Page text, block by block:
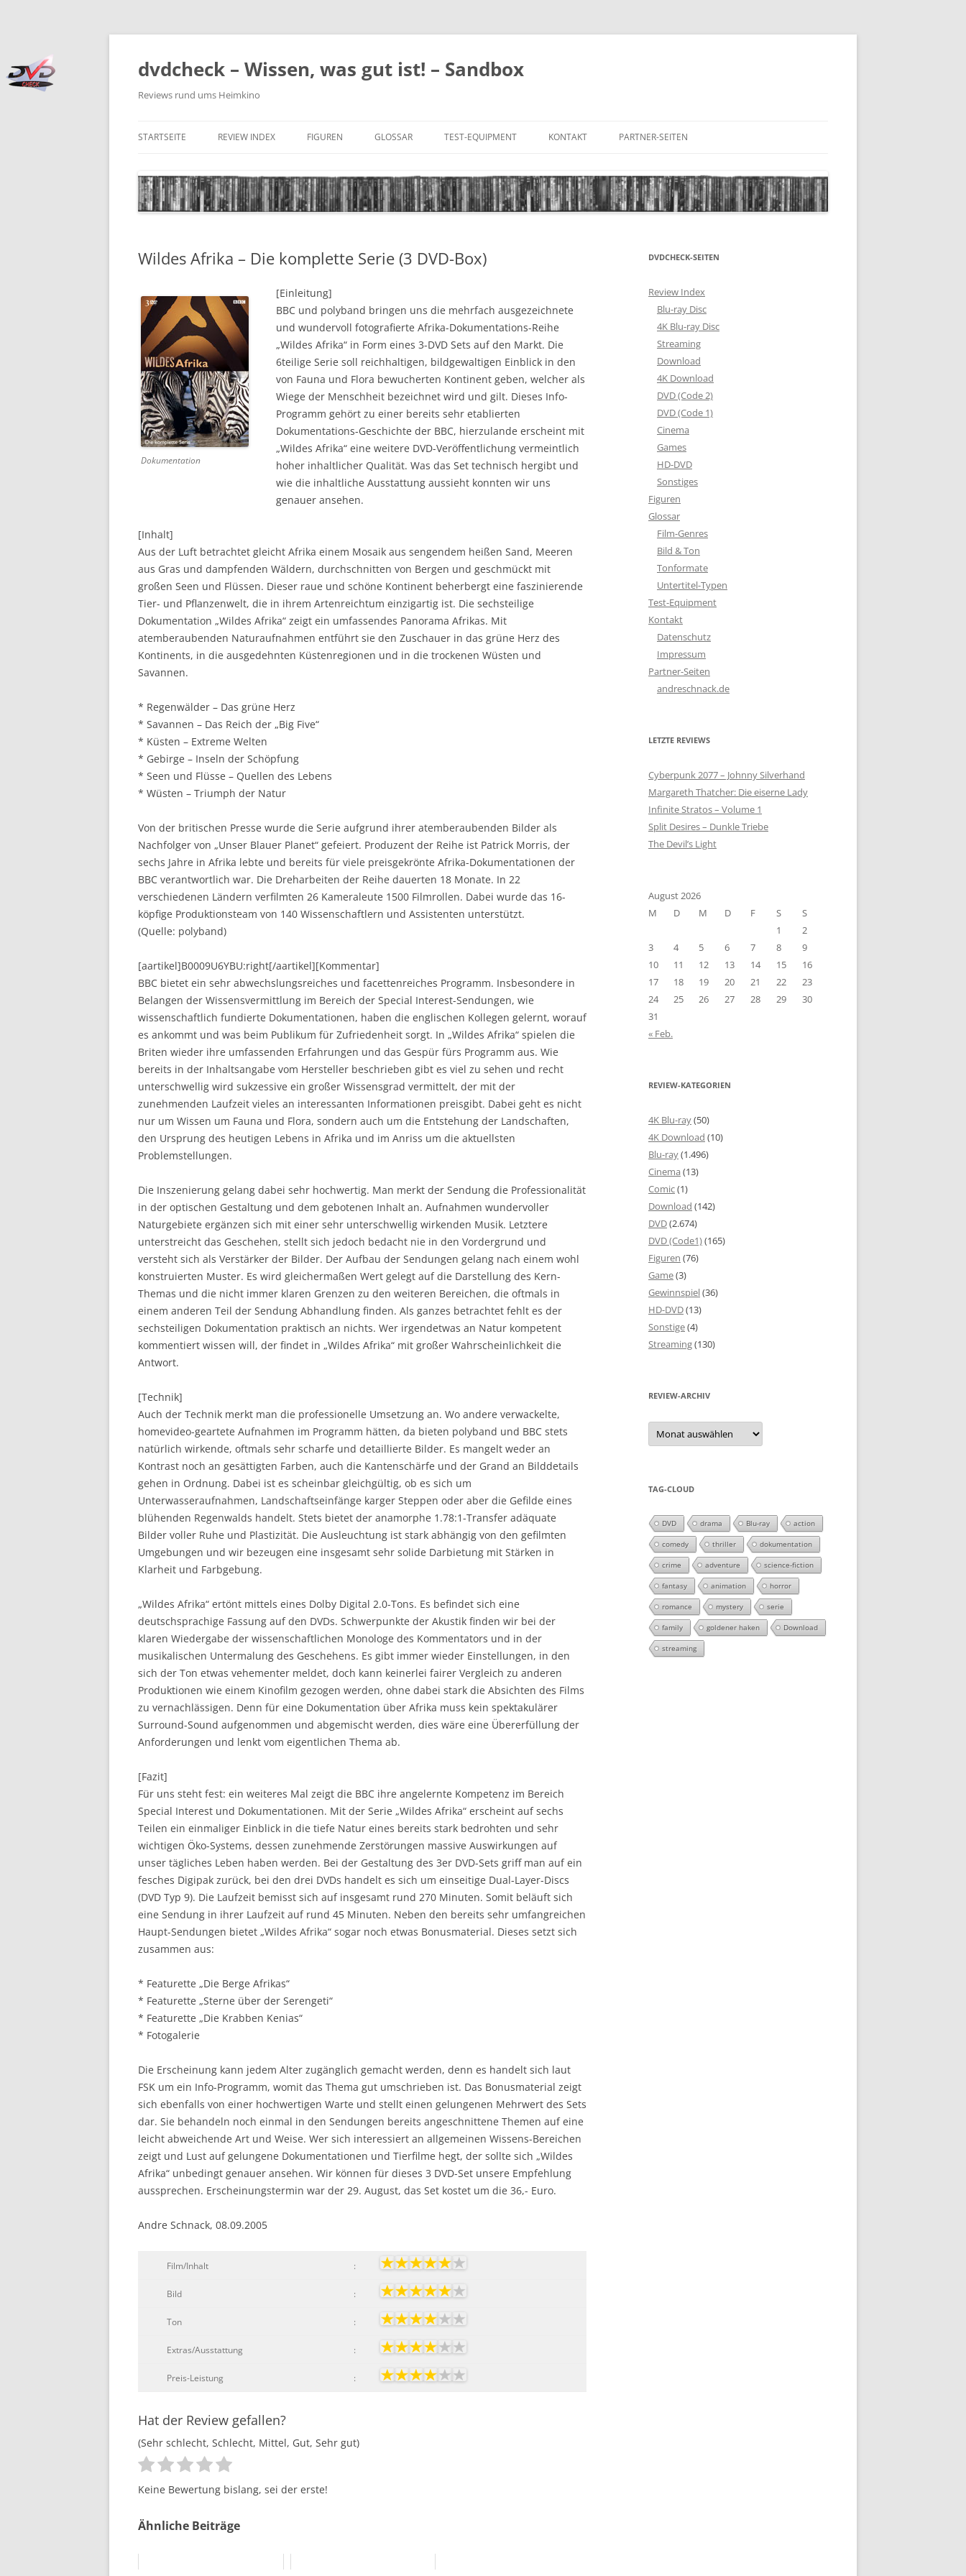
Zum
springen
dvdcheck – Wissen, was gut ist! – Sandbox
Reviews rund ums Heimkino
STARTSEITE REVIEW INDEX
4K BLU-RAY DISC
DOWNLOAD
DVD (CODE 2)
DVD (CODE 1)
CINEMA
GAMES
HD-DVD
FIGUREN GLOSSAR
BILD & TON
UNTERTITEL-TYPEN
TEST-EQUIPMENT KONTAKT
IMPRESSUM
PARTNER-SEITEN
Wildes Afrika – Die komplette Serie (3 DVD-Box)
Dokumentation
[Einleitung]
BBC und polyband bringen uns die mehrfach ausgezeichnete
und wundervoll fotografierte Afrika-Dokumentations-Reihe
„Wildes Afrika“ in Form eines 3-DVD Sets auf den Markt. Die
6teilige Serie soll reichhaltigen, bildgewaltigen Einblick in den
von Fauna und Flora bewucherten Kontinent geben, welcher als
Wiege der Menschheit bezeichnet wird und gilt. Dieses Info-
Programm gehört zu einer bereits sehr etablierten
Dokumentations-Geschichte der BBC, hierzulande erscheint mit
„Wildes Afrika“ eine weitere DVD-Veröffentlichung vermeintlich
hoher inhaltlicher Qualität. Was das Set technisch hergibt und
wie die inhaltliche Ausstattung aussieht konnten wir uns
genauer ansehen.
[Inhalt]
Aus der Luft betrachtet gleicht Afrika einem Mosaik aus sengendem heißen Sand, Meeren
aus Gras und dampfenden Wäldern, durchschnitten von Bergen und geschmückt mit
großen Seen und Flüssen. Dieser raue und schöne Kontinent beherbergt eine faszinierende
Tier- und Pflanzenwelt, die in ihrem Artenreichtum einzigartig ist. Die sechsteilige
Dokumentation „Wildes Afrika“ zeigt ein umfassendes Panorama Afrikas. Mit
atemberaubenden Naturaufnahmen entführt sie den Zuschauer in das grüne Herz des
Kontinents, in die ausgedehnten Küstenregionen und in die trockenen Wüsten und
Savannen.
* Regenwälder – Das grüne Herz
* Savannen – Das Reich der „Big Five“
* Küsten – Extreme Welten
* Gebirge – Inseln der Schöpfung
* Seen und Flüsse – Quellen des Lebens
* Wüsten – Triumph der Natur
Von der britischen Presse wurde die Serie aufgrund ihrer atemberaubenden Bilder als
Nachfolger von „Unser Blauer Planet“ gefeiert. Produzent der Reihe ist Patrick Morris, der
sechs Jahre in Afrika lebte und bereits für viele preisgekrönte Afrika-Dokumentationen der
BBC verantwortlich war. Die Dreharbeiten der Reihe dauerten 18 Monate. In 22
verschiedenen Ländern verfilmten 26 Kameraleute 1500 Filmrollen. Dabei wurde das 16-
köpfige Produktionsteam von 140 Wissenschaftlern und Assistenten unterstützt.
(Quelle: polyband)
[aartikel]B0009U6YBU:right[/aartikel][Kommentar]
BBC bietet ein sehr abwechslungsreiches und facettenreiches Programm. Insbesondere in
Belangen der Wissensvermittlung im Bereich der Special Interest-Sendungen, wie
wissenschaftlich fundierte Dokumentationen, haben die englischen Kollegen gelernt, worauf
es ankommt und was beim Publikum für Zufriedenheit sorgt. In „Wildes Afrika“ spielen die
Briten wieder ihre umfassenden Erfahrungen und das Gespür fürs Programm aus. Wie
bereits in der Inhaltsangabe vom Hersteller beschrieben gibt es viel zu sehen und recht
unterschwellig wird sukzessive ein großer Wissensgrad vermittelt, der mit der
zunehmenden Laufzeit vieles an interessanten Informationen preisgibt. Dabei geht es nicht
nur um Wissen um Fauna und Flora, sondern auch um die Entstehung der Landschaften,
den Ursprung des heutigen Lebens in Afrika und im Anriss um die aktuellsten
Problemstellungen.
Die Inszenierung gelang dabei sehr hochwertig. Man merkt der Sendung die Professionalität
in der optischen Gestaltung und dem gebotenen Inhalt an. Aufnahmen wundervoller
Naturgebiete ergänzen sich mit einer sehr unterschwellig wirkenden Musik. Letztere
unterstreicht das Geschehen, stellt sich jedoch bedacht nie in den Vordergrund und
versteht sich als Verstärker der Bilder. Der Aufbau der Sendungen gelang nach einem wohl
konstruierten Muster. Es wird gleichermaßen Wert gelegt auf die Darstellung des Kern-
Themas und die nicht immer klaren Grenzen zu den weiteren Bereichen, die oftmals in
einem anderen Teil der Sendung Abhandlung finden. Als ganzes betrachtet fehlt es der
sechsteiligen Dokumentation praktisch an nichts. Wer irgendetwas an Natur kompetent
kommentiert wissen will, der findet in „Wildes Afrika“ mit großer Wahrscheinlichkeit die
Antwort.
[Technik]
Auch der Technik merkt man die professionelle Umsetzung an. Wo andere verwackelte,
homevideo-geartete Aufnahmen im Programm hätten, da bieten polyband und BBC stets
natürlich wirkende, oftmals sehr scharfe und detaillierte Bilder. Es mangelt weder an
Kontrast noch an gesättigten Farben, auch die Kantenschärfe und der Grand an Bilddetails
gehen in Ordnung. Dabei ist es scheinbar gleichgültig, ob es sich um
Unterwasseraufnahmen, Landschaftseinfänge karger Steppen oder aber die Gefilde eines
blühenden Regenwalds handelt. Stets bietet der anamorphe 1.78:1-Transfer adäquate
Bilder voller Ruhe und Plastizität. Die Ausleuchtung ist stark abhängig von den gefilmten
Umgebungen und wir bezeugen eine insgesamt sehr solide Darbietung mit Stärken in
Klarheit und Farbgebung.
„Wildes Afrika“ ertönt mittels eines Dolby Digital 2.0-Tons. Es befindet sich eine
deutschsprachige Fassung auf den DVDs. Schwerpunkte der Akustik finden wir bei der
klaren Wiedergabe der wissenschaftlichen Monologe des Kommentators und in der
musikalischen Untermalung des Geschehens. Es gibt immer wieder Einstellungen, in den
sich der Ton etwas vehementer meldet, doch kann keinerlei fairer Vergleich zu anderen
Produktionen wie einem Kinofilm gezogen werden, ohne dabei stark die Absichten des Films
zu vernachlässigen. Denn für eine Dokumentation über Afrika muss kein spektakulärer
Surround-Sound aufgenommen und abgemischt werden, dies wäre eine Übererfüllung der
Anforderungen und lenkt vom eigentlichen Thema ab.
[Fazit]
Für uns steht fest: ein weiteres Mal zeigt die BBC ihre angelernte Kompetenz im Bereich
Special Interest und Dokumentationen. Mit der Serie „Wildes Afrika“ erscheint auf sechs
Teilen ein einmaliger Einblick in die tiefe Natur eines bereits stark bedrohten und sehr
wichtigen Öko-Systems, dessen zunehmende Zerstörungen massive Auswirkungen auf
unser tägliches Leben haben werden. Bei der Gestaltung des 3er DVD-Sets griff man auf ein
fesches Digipak zurück, bei den drei DVDs handelt es sich um einseitige Dual-Layer-Discs
(DVD Typ 9). Die Laufzeit bemisst sich auf insgesamt rund 270 Minuten. Somit beläuft sich
eine Sendung in ihrer Laufzeit auf rund 45 Minuten. Neben den bereits sehr umfangreichen
Haupt-Sendungen bietet „Wildes Afrika“ sogar noch etwas Bonusmaterial. Dieses setzt sich
zusammen aus:
* Featurette „Die Berge Afrikas“
* Featurette „Sterne über der Serengeti“
* Featurette „Die Krabben Kenias“
* Fotogalerie
Die Erscheinung kann jedem Alter zugänglich gemacht werden, denn es handelt sich laut
FSK um ein Info-Programm, womit das Thema gut umschrieben ist. Das Bonusmaterial zeigt
sich ebenfalls von einer hochwertigen Warte und stellt einen gelungenen Mehrwert des Sets
dar. Sie behandeln noch einmal in den Sendungen bereits angeschnittene Themen auf eine
leicht abweichende Art und Weise. Wer sich interessiert an allgemeinen Wissens-Bereichen
zeigt und Lust auf gelungene Dokumentationen und Tierfilme hegt, der sollte sich „Wildes
Afrika“ unbedingt genauer ansehen. Wir können für dieses 3 DVD-Set unsere Empfehlung
aussprechen. Erscheinungstermin war der 29. August, das Set kostet um die 36,- Euro.
Andre Schnack, 08.09.2005
Film/Inhalt :
Bild :
Ton :
Extras/Ausstattung :
Preis-Leistung :
Hat der Review gefallen?
(Sehr schlecht, Schlecht, Mittel, Gut, Sehr gut)
Keine Bewertung bislang, sei der erste!
Ähnliche Beiträge
DVDCHECK-SEITEN
Review Index
Blu-ray Disc
4K Blu-ray Disc
Streaming
Download
4K Download
DVD (Code 2)
DVD (Code 1)
Cinema
Games
HD-DVD
Sonstiges
Figuren
Glossar
Film-Genres
Bild & Ton
Tonformate
Untertitel-Typen
Test-Equipment
Kontakt
Datenschutz
Impressum
Partner-Seiten
andreschnack.de
LETZTE REVIEWS
Cyberpunk 2077 – Johnny Silverhand
Margareth Thatcher: Die eiserne Lady
Infinite Stratos – Volume 1
Split Desires – Dunkle Triebe
The Devil’s Light
August 2026
M
D M D F S
S
1
2
3
4 5 6 7 8
9
10
11 12 13 14 15
16
17
18 19 20 21 22
23
24
25 26 27 28 29
30
31
« Feb.
REVIEW-KATEGORIEN
4K Blu-ray(50)
4K Download (10)
Blu-ray(1.496)
Cinema (13)
Comic(1)
Download (142)
DVD(2.674)
DVD (Code1)(165)
Figuren (76)
Game(3)
Gewinnspiel(36)
HD-DVD(13)
Sonstige(4)
Streaming(130)
REVIEW-ARCHIV
Review-
Archiv
TAG-CLOUD
DVD drama Blu-ray action
comedy thriller dokumentation
crime adventure science-fiction
fantasy animation horror
romance mystery serie
family goldener haken Download
streaming